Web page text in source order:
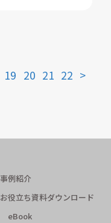
19 20 21 22 >
事例紹介
お役立ち資料ダウンロード
eBook